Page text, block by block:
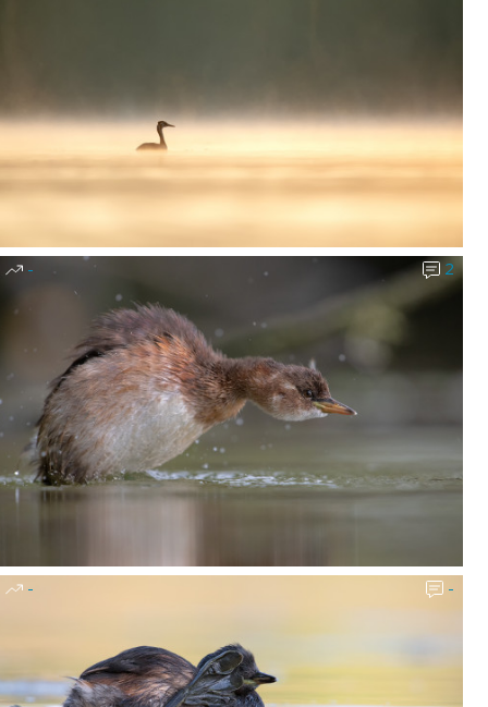
- 2
- -